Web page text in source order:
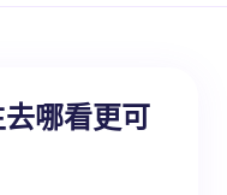
哪看更可